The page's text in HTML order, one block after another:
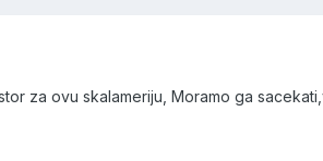
za ovu skalameriju, Moramo ga